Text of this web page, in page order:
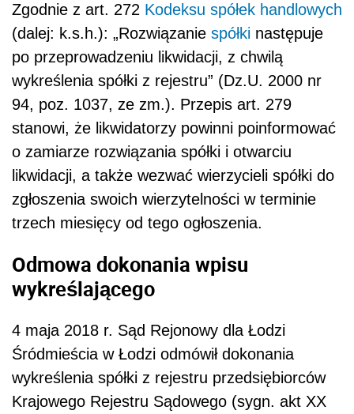
Zgodnie z art. 272 Kodeksu spółek handlowych
(dalej: k.s.h.): „Rozwiązanie spółki następuje
po przeprowadzeniu likwidacji, z chwilą
wykreślenia spółki z rejestru” (Dz.U. 2000 nr
94, poz. 1037, ze zm.). Przepis art. 279
stanowi, że likwidatorzy powinni poinformować
o zamiarze rozwiązania spółki i otwarciu
likwidacji, a także wezwać wierzycieli spółki do
zgłoszenia swoich wierzytelności w terminie
trzech miesięcy od tego ogłoszenia.
Odmowa dokonania wpisu
wykreślającego
4 maja 2018 r. Sąd Rejonowy dla Łodzi
Śródmieścia w Łodzi odmówił dokonania
wykreślenia spółki z rejestru przedsiębiorców
Krajowego Rejestru Sądowego (sygn. akt XX